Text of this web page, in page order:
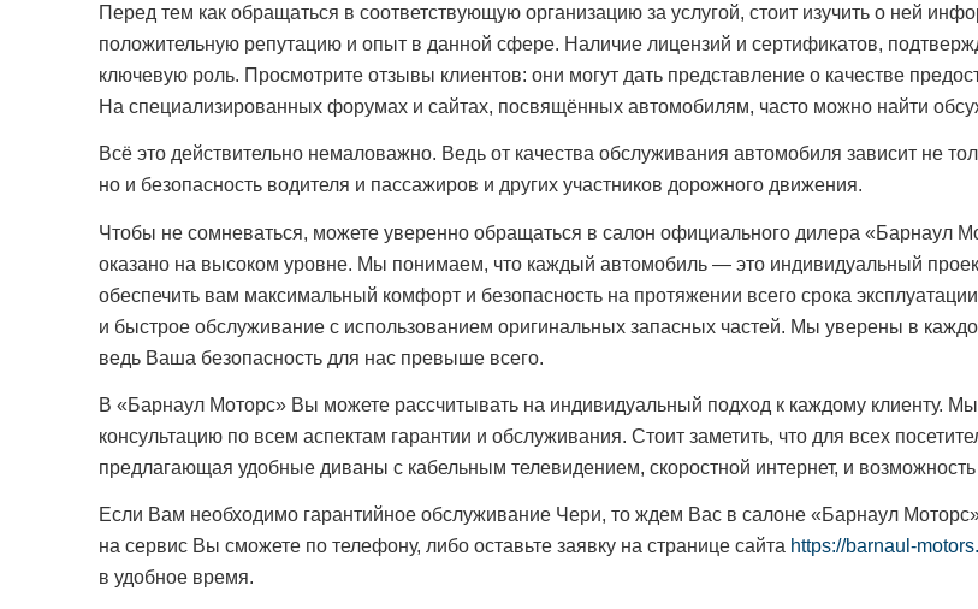
Перед тем как обращаться в соответствующую организацию за услугой, стоит изучить о ней
положительную репутацию и опыт в данной сфере. Наличие лицензий и сертификатов,
ключевую роль. Просмотрите отзывы клиентов: они могут дать представление о качестве
На специализированных форумах и сайтах, посвящённых автомобилям, часто можно найти
Всё это действительно немаловажно. Ведь от качества обслуживания автомобиля зависит не
но и безопасность водителя и пассажиров и других участников дорожного движения.
Чтобы не сомневаться, можете уверенно обращаться в салон официального дилера «Барнаул
оказано на высоком уровне. Мы понимаем, что каждый автомобиль — это индивидуальный
обеспечить вам максимальный комфорт и безопасность на протяжении всего срока
и быстрое обслуживание с использованием оригинальных запасных частей. Мы уверены в
ведь Ваша безопасность для нас превыше всего.
В «Барнаул Моторс» Вы можете рассчитывать на индивидуальный подход к каждому клиенту.
консультацию по всем аспектам гарантии и обслуживания. Стоит заметить, что для всех
предлагающая удобные диваны с кабельным телевидением, скоростной интернет, и
Если Вам необходимо гарантийное обслуживание Чери, то ждем Вас в салоне «Барнаул
на сервис Вы сможете по телефону, либо оставьте заявку на странице сайта https://barnaul-
в удобное время.